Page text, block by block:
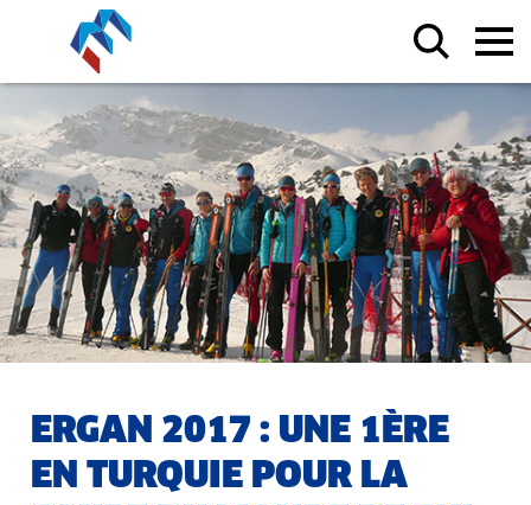
ERGAN 2017 : UNE 1ÈRE
EN TURQUIE POUR LA